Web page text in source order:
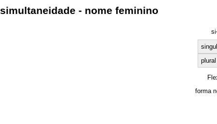
simultaneidade - nome feminino
si
plural
forma